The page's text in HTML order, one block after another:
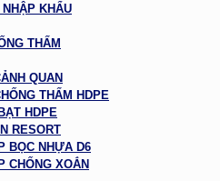
KHẨU
THẤM
QUAN
THẤM HDPE
HDPE
RESORT
BỌC NHỰA D6
CHỐNG XOẮN